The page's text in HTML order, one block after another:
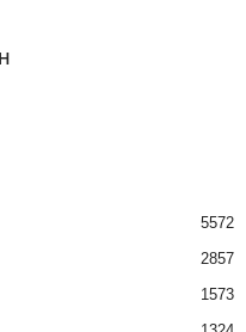
5572
2857
1573